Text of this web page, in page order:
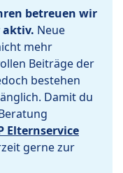
betreuen wir
aktiv. Neue
mehr
Beiträge der
bestehen
Damit du
Elternservice
gerne zur